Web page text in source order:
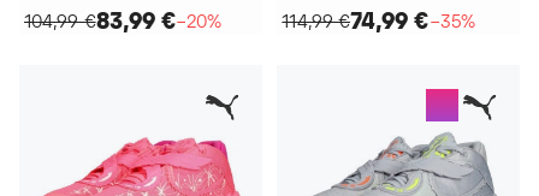
104,99 €83,99 €−20%
114,99 €74,99 €−35%